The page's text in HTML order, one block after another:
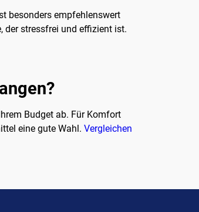
besonders empfehlenswert
der stressfrei und effizient ist.
Budget ab. Für Komfort
eine gute Wahl. Vergleichen